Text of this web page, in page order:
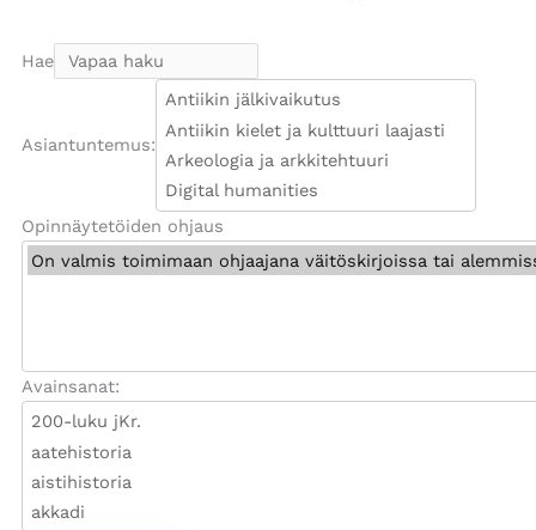
Hae
Asiantuntemus:
Opinnäytetöiden ohjaus
Avainsanat: